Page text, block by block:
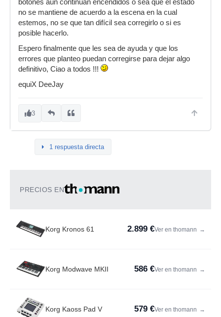
botones aún continúan encendidos o sea que el estado
no se mantiene de acuerdo a la escena en la cual
estemos, no se que tan difícil sea corregirlo o si es
posible hacerlo.
Espero finalmente que les sea de ayuda y que los
errores que planteo puedan corregirse para dejar algo
definitivo, Ciao a todos !!!
equiX DeeJay
3
1 respuesta directa
PRECIOS EN
Korg Kronos 61 2.899 €Ver en thomann →
Korg Modwave MKII 586 €Ver en thomann →
Korg Kaoss Pad V 579 €Ver en thomann →